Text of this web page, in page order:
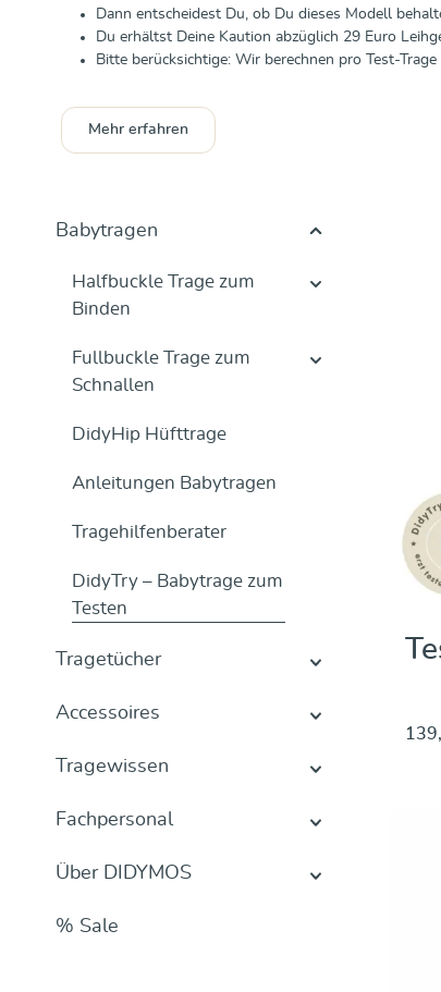
Dann entscheidest Du, ob Du dieses Modell
Du erhältst Deine Kaution abzüglich 29 Euro
Bitte berücksichtige: Wir berechnen pro Test-
Mehr erfahren
Babytragen
Halfbuckle Trage zum
Binden
Fullbuckle Trage zum
Schnallen
DidyHip Hüfttrage
Anleitungen Babytragen
Tragehilfenberater
DidyTry – Babytrage zum
Testen
Tragetücher
Accessoires
Tragewissen
Fachpersonal
Über DIDYMOS
% Sale